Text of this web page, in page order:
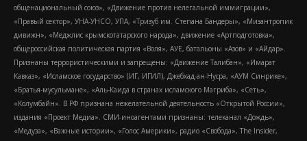
общенациональный союз», «Движение против нелегальной иммиграции»,
«Правый сектор», УНА-УНСО, УПА, «Тризуб им. Степана Бандеры», «Мизантропик
дивижн», «Меджлис крымскотатарского народа», движение «Артподготовка»,
общероссийская политическая партия «Воля», АУЕ, батальоны «Азов» и «Айдар».
Признаны террористическими и запрещены: «Движение Талибан», «Имарат
Кавказ», «Исламское государство» (ИГ, ИГИЛ), Джебхад-ан-Нусра, «АУМ Синрике»,
«Братья-мусульмане», «Аль-Каида в странах исламского Магриба», «Сеть»,
«Колумбайн». В РФ признана нежелательной деятельность «Открытой России»,
издания «Проект Медиа». СМИ-иноагентами признаны: телеканал «Дождь»,
«Медуза», «Важные истории», «Голос Америки», радио «Свобода», The Insider,